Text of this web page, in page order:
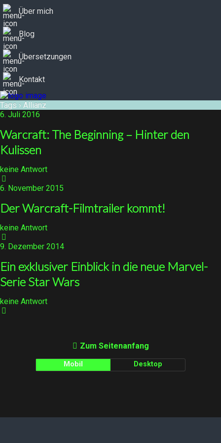
Über mich
Blog
Übersetzungen
Kontakt
Tags › Allianz
6. Juli 2016
Warcraft: The Beginning – Hinter den
Kulissen
keine Antwort
6. November 2015
Der Warcraft-Filmtrailer kommt!
keine Antwort
9. Dezember 2014
Ein exklusiver Einblick in die neue Marvel-
Serie Star Wars
keine Antwort
Zum Seitenanfang
Mobil Desktop